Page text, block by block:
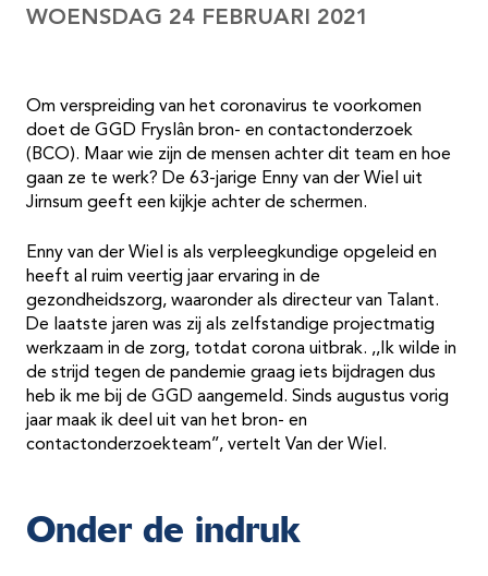
WOENSDAG 24 FEBRUARI 2021
Om verspreiding van het coronavirus te voorkomen
doet de GGD Fryslân bron- en contactonderzoek
(BCO). Maar wie zijn de mensen achter dit team en hoe
gaan ze te werk? De 63-jarige Enny van der Wiel uit
Jirnsum geeft een kijkje achter de schermen.
Enny van der Wiel is als verpleegkundige opgeleid en
heeft al ruim veertig jaar ervaring in de
gezondheidszorg, waaronder als directeur van Talant.
De laatste jaren was zij als zelfstandige projectmatig
werkzaam in de zorg, totdat corona uitbrak. ,,Ik wilde in
de strijd tegen de pandemie graag iets bijdragen dus
heb ik me bij de GGD aangemeld. Sinds augustus vorig
jaar maak ik deel uit van het bron- en
contactonderzoekteam’’, vertelt Van der Wiel.
Onder de indruk